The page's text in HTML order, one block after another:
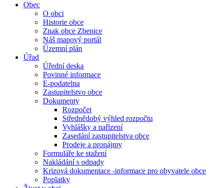
Obec
O obci
Historie obce
Znak obce Zbenice
Náš mapový portál
Územní plán
Úřad
Úřední deska
Povinné informace
E-podatelna
Zastupitelstvo obce
Dokumenty
Rozpočet
Střednědobý výhled rozpočtu
Vyhlášky a nařízení
Zasedání zastupitelstva obce
Prodeje a pronájmy
Formuláře ke stažení
Nakládání s odpady
Krizová dokumentace -informace pro obyvatele obce
Poplatky